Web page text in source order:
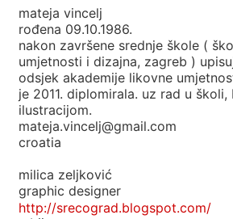
mateja vincelj
rođena 09.10.1986.
nakon završene srednje škole (
umjetnosti i dizajna, zagreb )
odsjek akademije likovne
je 2011. diplomirala. uz rad u
ilustracijom.
mateja.vincelj@gmail.com
croatia
milica zeljković
graphic designer
http://srecograd.blogspot.com/